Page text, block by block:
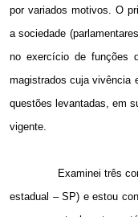
por variados motivos. O
a sociedade
no exercício de funções
magistrados cuja vivência
questões levantadas, em
vigente.
Examinei três
estadual – SP) e estou